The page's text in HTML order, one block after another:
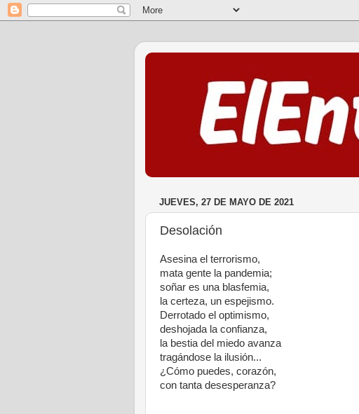
JUEVES, 27 DE MAYO DE 2021
Desolación
Asesina el terrorismo,
mata gente la pandemia;
soñar es una blasfemia,
la certeza, un espejismo.
Derrotado el optimismo,
deshojada la confianza,
la bestia del miedo avanza
tragándose la ilusión...
¿Cómo puedes, corazón,
con tanta desesperanza?